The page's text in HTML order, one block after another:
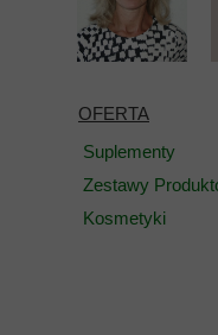
OFERTA
Suplementy
Zestawy
Kosmetyki